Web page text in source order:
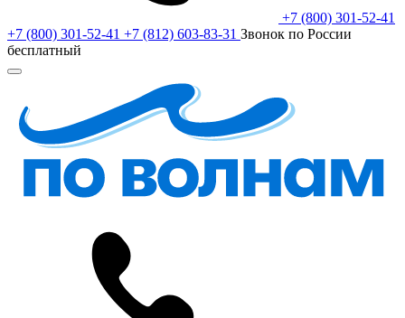
+7 (800) 301-52-41
+7 (800) 301-52-41 +7 (812) 603-83-31 Звонок по России
бесплатный